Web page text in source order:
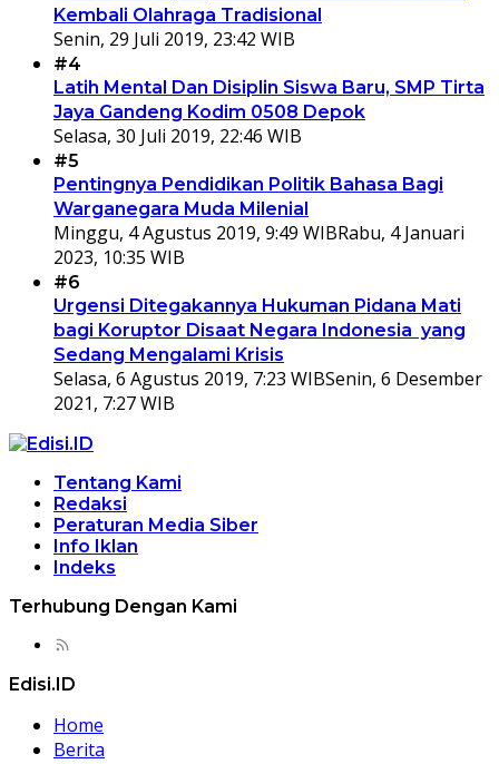
Kembali Olahraga Tradisional
Senin, 29 Juli 2019, 23:42 WIB
#4
Latih Mental Dan Disiplin Siswa Baru, SMP Tirta
Jaya Gandeng Kodim 0508 Depok
Selasa, 30 Juli 2019, 22:46 WIB
#5
Pentingnya Pendidikan Politik Bahasa Bagi
Warganegara Muda Milenial
Minggu, 4 Agustus 2019, 9:49 WIBRabu, 4 Januari
2023, 10:35 WIB
#6
Urgensi Ditegakannya Hukuman Pidana Mati
bagi Koruptor Disaat Negara Indonesia yang
Sedang Mengalami Krisis
Selasa, 6 Agustus 2019, 7:23 WIBSenin, 6 Desember
2021, 7:27 WIB
Tentang Kami
Redaksi
Peraturan Media Siber
Info Iklan
Indeks
Terhubung Dengan Kami
Edisi.ID
Home
Berita